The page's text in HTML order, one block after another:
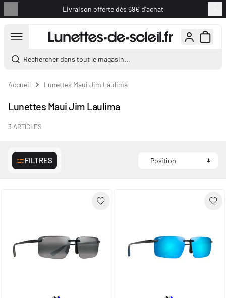
Livraison offerte dès 69€ d'achat
Rechercher dans tout le magasin...
Accueil Lunettes Maui Jim Laulima
Lunettes Maui Jim Laulima
3 ARTICLES
FILTRES